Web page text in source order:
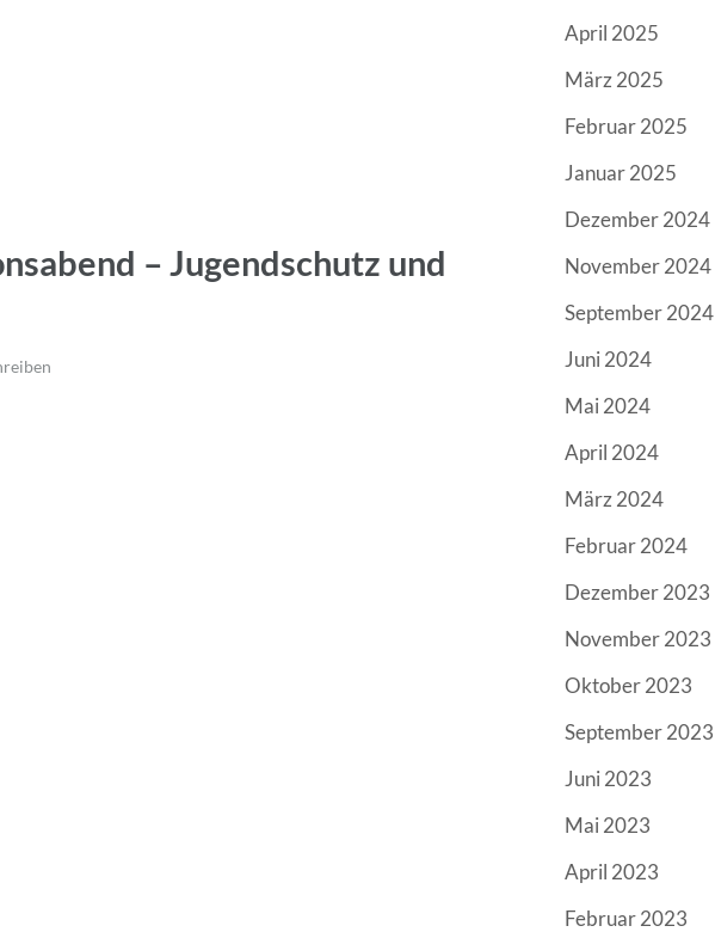
– Jugendschutz und
April 2025
März 2025
Februar 2025
Januar 2025
Dezember 2024
November 2024
September 2024
Juni 2024
Mai 2024
April 2024
März 2024
Februar 2024
Dezember 2023
November 2023
Oktober 2023
September 2023
Juni 2023
Mai 2023
April 2023
Februar 2023